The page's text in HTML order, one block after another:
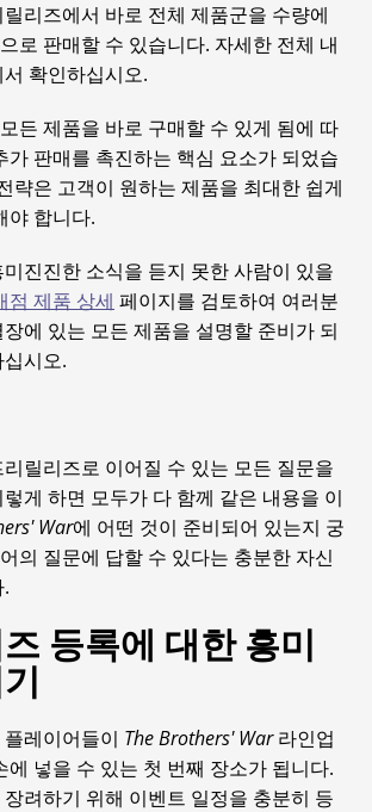
리즈에서 바로 전체 제품군을 수량에
로 판매할 수 있습니다. 자세한 전체 내
서 확인하십시오.
든 제품을 바로 구매할 수 있게 됨에 따
가 판매를 촉진하는 핵심 요소가 되었습
략은 고객이 원하는 제품을 최대한 쉽게
야 합니다.
진진한 소식을 듣지 못한 사람이 있을
점 제품 상세 페이지를 검토하여 여러분
에 있는 모든 제품을 설명할 준비가 되
시오.
릴리즈로 이어질 수 있는 모든 질문을
게 하면 모두가 다 함께 같은 내용을 이
War에 어떤 것이 준비되어 있는지 궁
의 질문에 답할 수 있다는 충분한 자신
등록에 대한 흥미
레이어들이 The Brothers' War라인업
에 넣을 수 있는 첫 번째 장소가 됩니다.
려하기 위해 이벤트 일정을 충분히 등